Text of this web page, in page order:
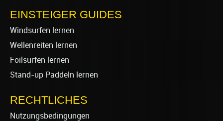
EINSTEIGER GUIDES
Windsurfen lernen
Wellenreiten lernen
Foilsurfen lernen
Stand-up Paddeln lernen
RECHTLICHES
Nutzungsbedingungen